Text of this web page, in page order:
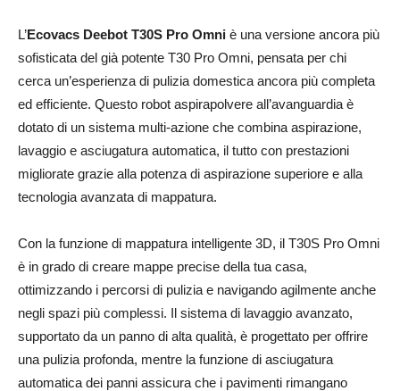
L’Ecovacs Deebot T30S Pro Omni è una versione ancora più
sofisticata del già potente T30 Pro Omni, pensata per chi
cerca un’esperienza di pulizia domestica ancora più completa
ed efficiente. Questo robot aspirapolvere all’avanguardia è
dotato di un sistema multi-azione che combina aspirazione,
lavaggio e asciugatura automatica, il tutto con prestazioni
migliorate grazie alla potenza di aspirazione superiore e alla
tecnologia avanzata di mappatura.
Con la funzione di mappatura intelligente 3D, il T30S Pro Omni
è in grado di creare mappe precise della tua casa,
ottimizzando i percorsi di pulizia e navigando agilmente anche
negli spazi più complessi. Il sistema di lavaggio avanzato,
supportato da un panno di alta qualità, è progettato per offrire
una pulizia profonda, mentre la funzione di asciugatura
automatica dei panni assicura che i pavimenti rimangano